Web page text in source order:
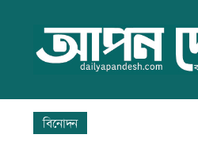
বিনোদন